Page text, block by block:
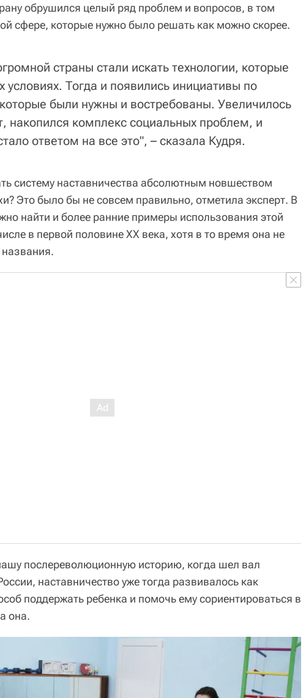
обрушился целый ряд проблем и вопросов, в том
сфере, которые нужно было решать как можно скорее.
страны стали искать технологии, которые
условиях. Тогда и появились инициативы по
были нужны и востребованы. Увеличилось
накопился комплекс социальных проблем, и
ответом на все это", – сказала Кудря.
систему наставничества абсолютным новшеством
Это было бы не совсем правильно, отметила эксперт. В
найти и более ранние примеры использования этой
в первой половине XX века, хотя в то время она не
послереволюционную историю, когда шел вал
наставничество уже тогда развивалось как
поддержать ребенка и помочь ему сориентироваться в
она.